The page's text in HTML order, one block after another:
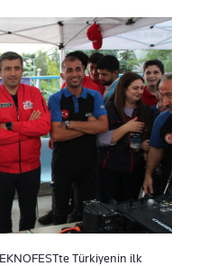
Türkiyenin ilk